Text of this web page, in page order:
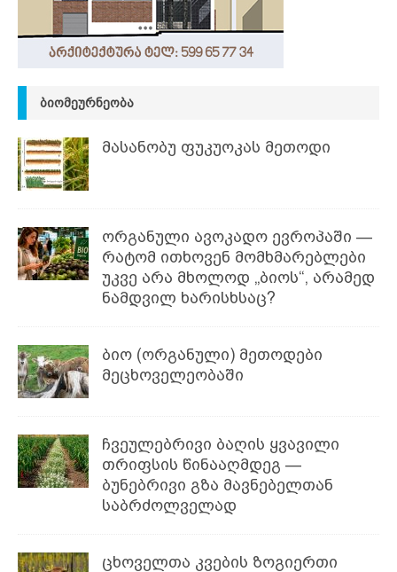
ᲑᲘᲝᲛᲔᲣᲠᲜᲔᲝᲑᲐ
მასანობუ ფუკუოკას მეთოდი
ორგანული ავოკადო ევროპაში —
რატომ ითხოვენ მომხმარებლები
უკვე არა მხოლოდ „ბიოს“, არამედ
ნამდვილ ხარისხსაც?
ბიო (ორგანული) მეთოდები
მეცხოველეობაში
ჩვეულებრივი ბაღის ყვავილი
თრიფსის წინააღმდეგ —
ბუნებრივი გზა მავნებელთან
საბრძოლველად
ცხოველთა კვების ზოგიერთი